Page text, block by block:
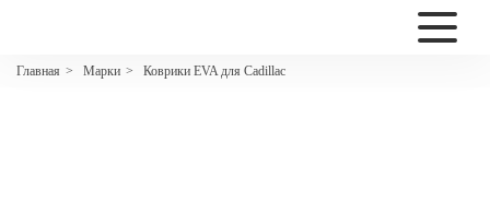
Главная > Марки > Коврики EVA для Cadillac
2200